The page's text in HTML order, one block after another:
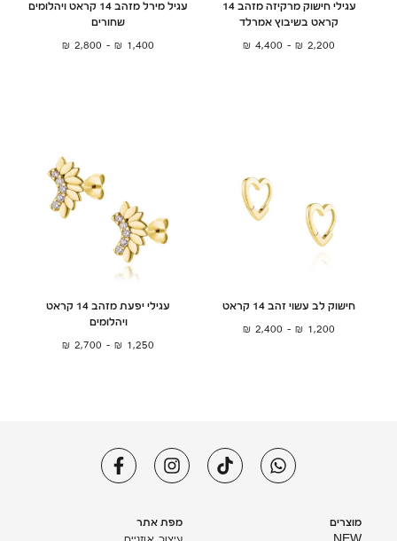
עגילי חישוק מרקיזה מזהב 14
קראט בשיבוץ אמרלד
2,200
₪
–
4,400
₪
עגיל מירל מזהב 14 קראט ויהלומים
שחורים
1,400
₪
–
2,800
₪
חישוק לב עשוי זהב 14 קראט
1,200
₪
–
2,400
₪
עגילי יפעת מזהב 14 קראט
ויהלומים
1,250
₪
–
2,700
₪
מוצרים מפת אתר